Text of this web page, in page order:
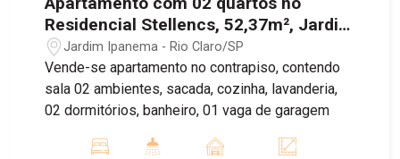
Residencial Stellencs, 52,37m², Jardim
Ipanema, RIo Claro/SP
Jardim Ipanema - Rio Claro/SP
Vende-se apartamento no contrapiso, contendo
sala 02 ambientes, sacada, cozinha, lavanderia,
02 dormitórios, banheiro, 01 vaga de garagem